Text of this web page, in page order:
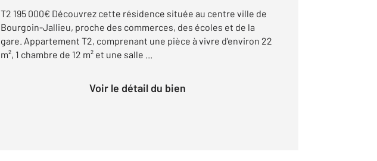
T2 195 000€ Découvrez cette résidence située au centre ville de
Bourgoin-Jallieu, proche des commerces, des écoles et de la
gare. Appartement T2, comprenant une pièce à vivre d'environ 22
m², 1 chambre de 12 m² et une salle ...
Voir le détail du bien